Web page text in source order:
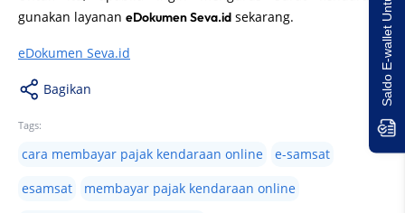
gunakan layanan eDokumen Seva.id sekarang.
eDokumen Seva.id
Bagikan
Tags:
cara membayar pajak kendaraan online
e-samsat
esamsat
membayar pajak kendaraan online
Saldo E-wallet Untukmu!